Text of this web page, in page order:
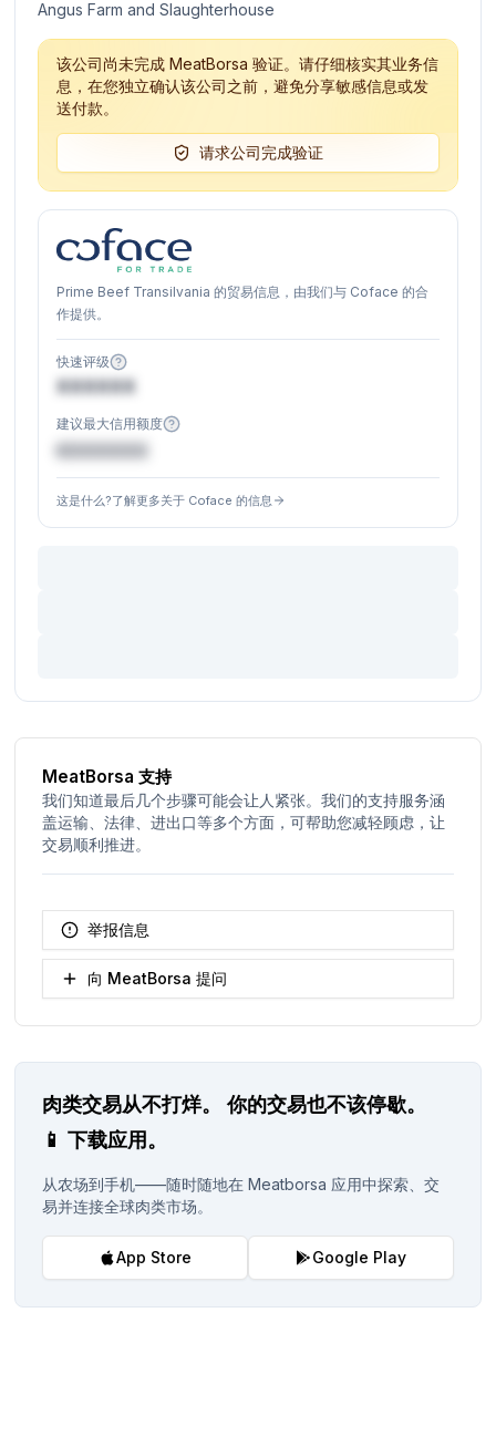
Angus Farm and Slaughterhouse
该公司尚未完成 MeatBorsa 验证。请仔细核实其业务信
息，在您独立确认该公司之前，避免分享敏感信息或发
送付款。
请求公司完成验证
Prime Beef Transilvania 的贸易信息，由我们与 Coface 的合
作提供。
快速评级
XXXXXX
建议最大信用额度
€XXXXXX
这是什么?了解更多关于 Coface 的信息
MeatBorsa 支持
我们知道最后几个步骤可能会让人紧张。我们的支持服务涵
盖运输、法律、进出口等多个方面，可帮助您减轻顾虑，让
交易顺利推进。
举报信息
向 MeatBorsa 提问
肉类交易从不打烊。
你的交易也不该停歇。
📱下载应用。
从农场到手机——随时随地在 Meatborsa 应用中探索、交
易并连接全球肉类市场。
App Store Google Play